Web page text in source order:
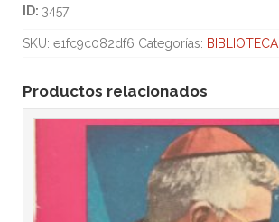
ID: 3457
SKU: e1fc9c082df6 Categorías: BIBLIOTECA
Productos relacionados